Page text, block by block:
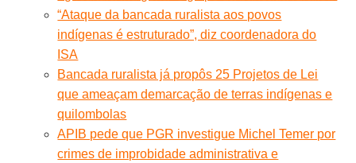
“Ataque da bancada ruralista aos povos
indígenas é estruturado”, diz coordenadora do
ISA
Bancada ruralista já propôs 25 Projetos de Lei
que ameaçam demarcação de terras indígenas e
quilombolas
APIB pede que PGR investigue Michel Temer por
crimes de improbidade administrativa e